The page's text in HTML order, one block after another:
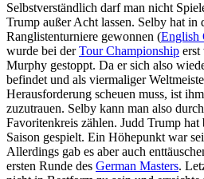
Selbstverständlich darf man nicht
Trump außer Acht lassen. Selby hat in
Ranglistenturniere gewonnen (English
wurde bei derTour Championship erst
Murphy gestoppt. Da er sich also
befindet und als viermaliger
Herausforderung scheuen muss, ist
zuzutrauen. Selby kann man also
Favoritenkreis zählen. Judd Trump hat
Saison gespielt. Ein Höhepunkt war
Allerdings gab es aber auch
ersten Runde des German Masters.